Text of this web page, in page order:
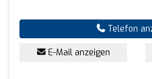
Telefon
E-Mail anzeigen